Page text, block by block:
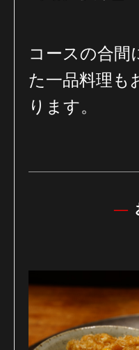
コースの合間
た一品料理も
ります。